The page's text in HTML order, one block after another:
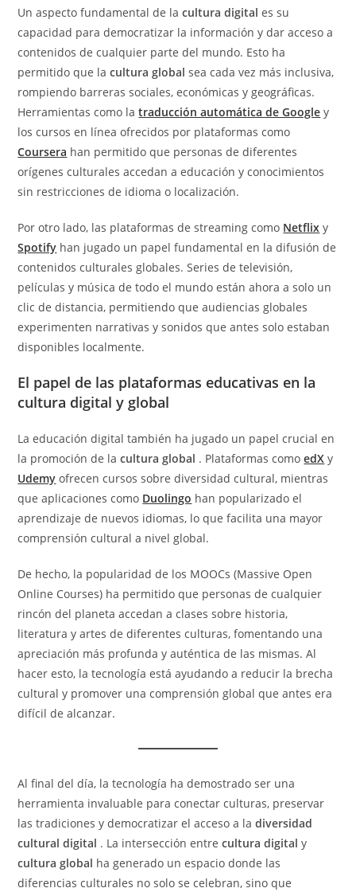
Un aspecto fundamental de lacultura digital es su
capacidad para democratizar la información y dar acceso a
contenidos de cualquier parte del mundo. Esto ha
permitido que lacultura global sea cada vez más inclusiva,
rompiendo barreras sociales, económicas y geográficas.
Herramientas como latraducción automática de Google y
los cursos en línea ofrecidos por plataformas como
Coursera han permitido que personas de diferentes
orígenes culturales accedan a educación y conocimientos
sin restricciones de idioma o localización.
Por otro lado, las plataformas de streaming como Netflix y
Spotify han jugado un papel fundamental en la difusión de
contenidos culturales globales. Series de televisión,
películas y música de todo el mundo están ahora a solo un
clic de distancia, permitiendo que audiencias globales
experimenten narrativas y sonidos que antes solo estaban
disponibles localmente.
El papel de las plataformas educativas en la
cultura digital y global
La educación digital también ha jugado un papel crucial en
la promoción de lacultura global . Plataformas comoedX y
Udemy ofrecen cursos sobre diversidad cultural, mientras
que aplicaciones como Duolingo han popularizado el
aprendizaje de nuevos idiomas, lo que facilita una mayor
comprensión cultural a nivel global.
De hecho, la popularidad de los MOOCs (Massive Open
Online Courses) ha permitido que personas de cualquier
rincón del planeta accedan a clases sobre historia,
literatura y artes de diferentes culturas, fomentando una
apreciación más profunda y auténtica de las mismas. Al
hacer esto, la tecnología está ayudando a reducir la brecha
cultural y promover una comprensión global que antes era
difícil de alcanzar.
Al final del día, la tecnología ha demostrado ser una
herramienta invaluable para conectar culturas, preservar
las tradiciones y democratizar el acceso a ladiversidad
cultural digital . La intersección entrecultura digital y
cultura global ha generado un espacio donde las
diferencias culturales no solo se celebran, sino que